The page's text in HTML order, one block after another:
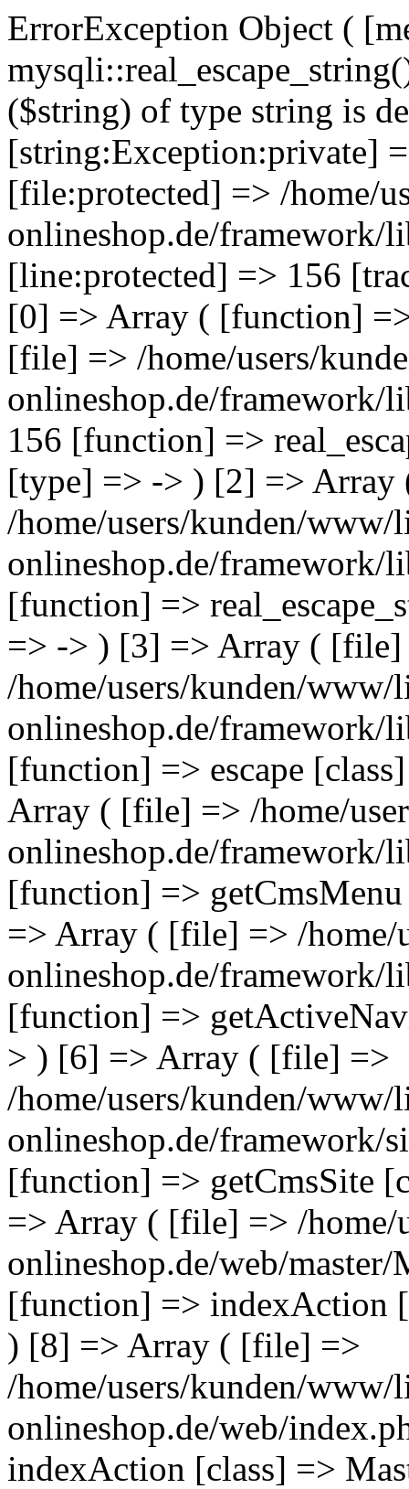
ErrorException Object (
($string) of type string is
[string:Exception:private]
[file:protected] => /home/
onlineshop.de/framework/
[line:protected] => 156
[0] => Array ( [function]
[file] => /home/users/
onlineshop.de/framework/
156 [function] =>
[type] => -> ) [2] =>
/home/users/kunden/www/
onlineshop.de/framework/
[function] =>
=> -> ) [3] => Array ( [file]
/home/users/kunden/www/
onlineshop.de/framework/
[function] => escape
Array ( [file] => /home/
onlineshop.de/framework/
[function] =>
=> Array ( [file] => /home/
onlineshop.de/framework/
[function] =>
> ) [6] => Array ( [file] =>
/home/users/kunden/www/
onlineshop.de/framework/
[function] => getCmsSite
=> Array ( [file] => /home/
onlineshop.de/web/
[function] => indexAction
) [8] => Array ( [file] =>
/home/users/kunden/www/
onlineshop.de/web/
indexAction [class] =>